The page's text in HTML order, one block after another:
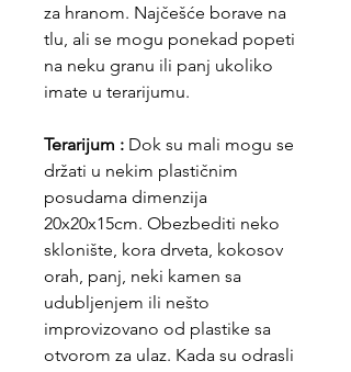
za hranom. Najčešće borave na
tlu, ali se mogu ponekad popeti
na neku granu ili panj ukoliko
imate u terarijumu.
Terarijum : Dok su mali mogu se
držati u nekim plastičnim
posudama dimenzija
20x20x15cm. Obezbediti neko
sklonište, kora drveta, kokosov
orah, panj, neki kamen sa
udubljenjem ili nešto
improvizovano od plastike sa
otvorom za ulaz. Kada su odrasli